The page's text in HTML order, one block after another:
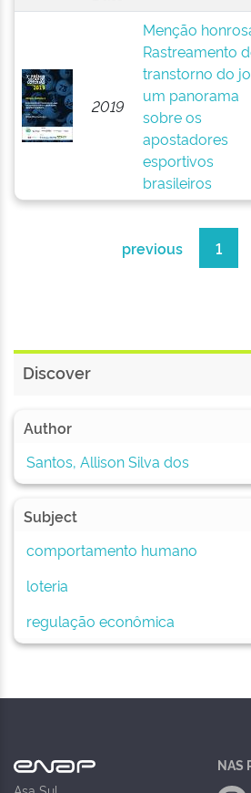
2019
Menção
Rastreamento
transtorno do
um panorama
sobre os
apostadores
esportivos
brasileiros
previous 1
Discover
Author
Santos, Allison Silva dos
Subject
comportamento humano
loteria
regulação econômica
NAS